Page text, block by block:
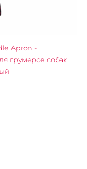
Apron -
грумеров собак